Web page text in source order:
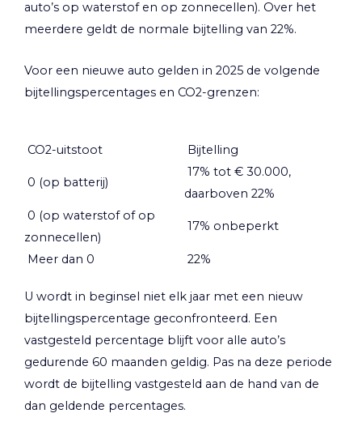
auto’s op waterstof en op zonnecellen). Over het
meerdere geldt de normale bijtelling van 22%.
Voor een nieuwe auto gelden in 2025 de volgende
bijtellingspercentages en CO2-grenzen:
CO2-uitstoot Bijtelling
0 (op batterij)
17% tot € 30.000,
daarboven 22%
0 (op waterstof of op
zonnecellen)
17% onbeperkt
Meer dan 0 22%
U wordt in beginsel niet elk jaar met een nieuw
bijtellingspercentage geconfronteerd. Een
vastgesteld percentage blijft voor alle auto’s
gedurende 60 maanden geldig. Pas na deze periode
wordt de bijtelling vastgesteld aan de hand van de
dan geldende percentages.